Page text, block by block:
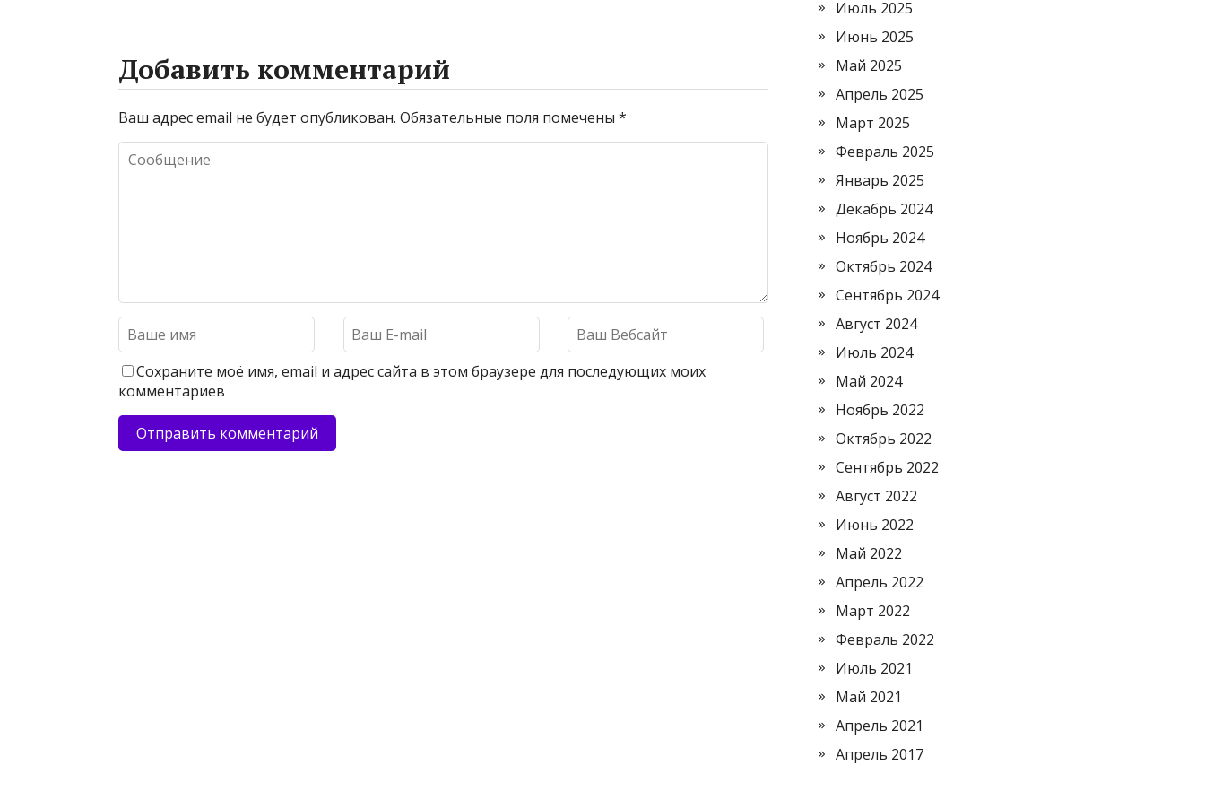
Добавить комментарий
Ваш адрес email не будет опубликован. Обязательные поля помечены *
Сохраните моё имя, email и адрес сайта в этом браузере для последующих моих
комментариев
Июль 2025
Июнь 2025
Май 2025
Апрель 2025
Март 2025
Февраль 2025
Январь 2025
Декабрь 2024
Ноябрь 2024
Октябрь 2024
Сентябрь 2024
Август 2024
Июль 2024
Май 2024
Ноябрь 2022
Октябрь 2022
Сентябрь 2022
Август 2022
Июнь 2022
Май 2022
Апрель 2022
Март 2022
Февраль 2022
Июль 2021
Май 2021
Апрель 2021
Апрель 2017